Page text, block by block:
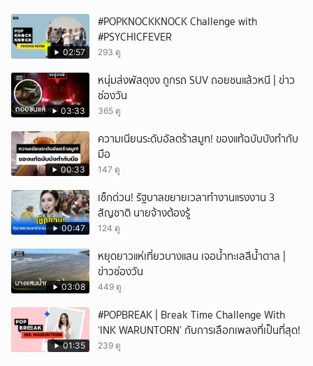
02:57
#POPKNOCKKNOCK Challenge with
#PSYCHICFEVER
293 ดู
03:33
หนุ่มส่งพัสดุงง ถูกรถ SUV ถอยชนแล้วหนี | ข่าว
ช่องวัน
365 ดู
00:33
ความเนียนระดับอัลตร้าสมูท! ของแท้ฉบับบังทำกับ
มือ
147 ดู
00:47
เช็กด่วน! รัฐบาลขยายเวลาทำงานแรงงาน 3
สัญชาติ นายจ้างต้องรู้
124 ดู
03:08
หยุดยาวแห่เที่ยวบางแสน เจอน้ำทะเลสีน้ำตาล |
ข่าวช่องวัน
449 ดู
01:35
#POPBREAK | Break Time Challenge With
‘INK WARUNTORN’ กับการเลือกเพลงที่เป็นที่สุด!
239 ดู